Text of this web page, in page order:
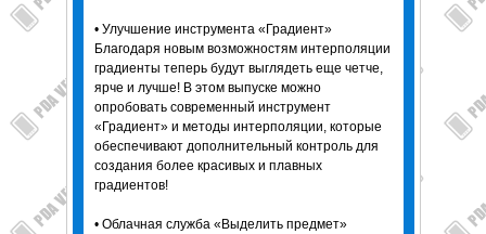
• Улучшение инструмента «Градиент»
Благодаря новым возможностям интерполяции
градиенты теперь будут выглядеть еще четче,
ярче и лучше! В этом выпуске можно
опробовать современный инструмент
«Градиент» и методы интерполяции, которые
обеспечивают дополнительный контроль для
создания более красивых и плавных
градиентов!
• Облачная служба «Выделить предмет»